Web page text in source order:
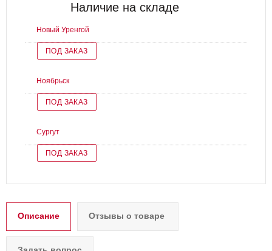
Наличие на складе
Новый Уренгой
ПОД ЗАКАЗ
Ноябрьск
ПОД ЗАКАЗ
Сургут
ПОД ЗАКАЗ
Описание Отзывы о товаре